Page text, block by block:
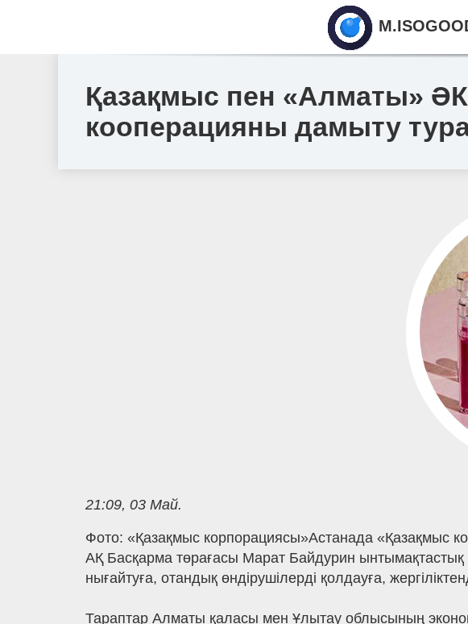
Қазақмыс пен «Алматы»
кооперацияны дамыту
21:09, 03 Май.
Фото: «Қазақмыс корпорациясы»Астанада
АҚ Басқарма төрағасы Марат Байдурин
нығайтуға, отандық өндірушілерді қолдауға,
Тараптар Алматы қаласы мен Ұлытау облысының